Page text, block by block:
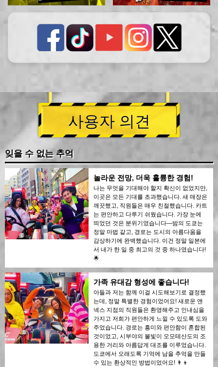
사용자 의견
잊을 수 없는 추억
놀라운 전망, 더욱 훌륭한 경험!
나는 무엇을 기대해야 할지 확신이 없었지만,
이곳은 모든 기대를 초과했습니다. 새 매장은
깨끗했고, 직원들은 매우 친절했습니다. 카트
는 편안하고 다루기 쉬웠습니다. 가장 눈에
띄었던 것은 분위기였습니다—밤의 도쿄는
정말 마법 같고, 경로는 도시의 아름다움을
감상하기에 완벽했습니다. 이건 정말 일본에
서 내가 한 일 중 최고의 것 중 하나였습니다!
🌟
가족 유대감 형성에 좋습니다!
아들과 저는 함께 이걸 시도해보기로 결정했
는데, 정말 특별한 경험이었어요! 새로운 앤
넥스 지점의 직원들은 환영해주고 인내심을
가지고 저희가 편안하게 느낄 수 있도록 도와
주었습니다. 경로는 흥미와 편안함이 혼합된
것이었고, 시부야의 불빛이 오모테산도의 조
용한 거리와 아름답게 대조를 이루었습니다.
도쿄에서 오래도록 기억에 남을 추억을 만들
수 있는 환상적인 방법이었어요! 👨‍👦